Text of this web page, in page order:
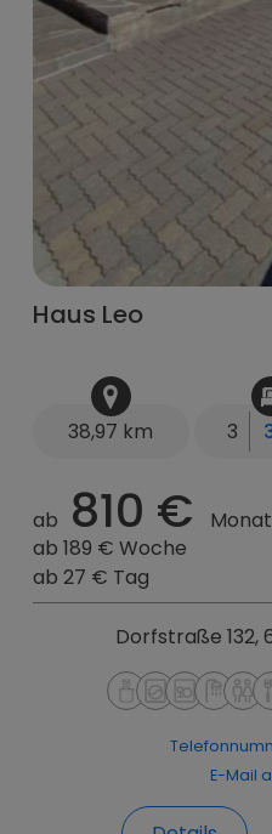
Haus Leo
38,97 km 3
ab 810 €
Monat
ab 189 € Woche
ab 27 € Tag
Dorfstraße 132,
E-Mail